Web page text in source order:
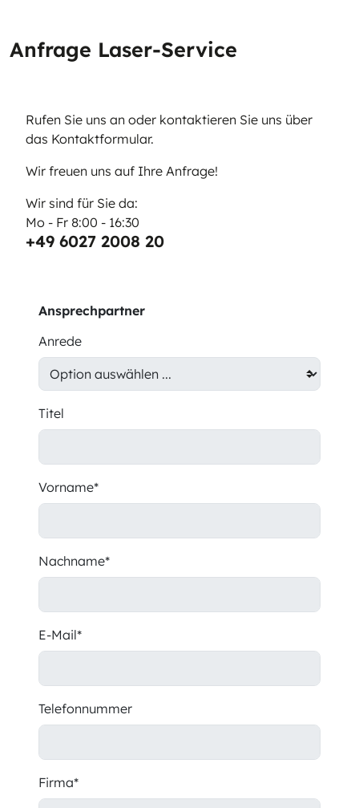
Anfrage Laser-Service
Rufen Sie uns an oder kontaktieren Sie uns über
das Kontaktformular.
Wir freuen uns auf Ihre Anfrage!
Wir sind für Sie da:
Mo - Fr 8:00 - 16:30
+49 6027 2008 20
Ansprechpartner
Anrede
Titel
Vorname*
Nachname*
E-Mail*
Telefonnummer
Firma*